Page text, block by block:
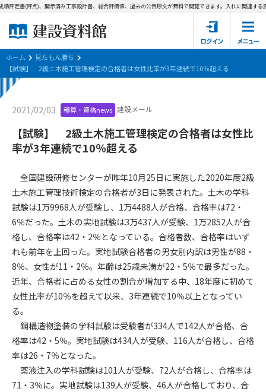
建設資料館とは
東京都の入札資料
国土交通省の入札資料
見たもん勝ち
会員登録について
サポーター会員一覧
会社概要 お問い合わせ
個人情報保護方針
会員規約
定書(評点)、開示済み工事設計書、総合評価値、過去の公告原文が無料で閲覧できます。入札に関連する資
ホーム
見たもん勝ち
【試験】 2級土木施工管理検定の合格者は女性比率が3年連続で10％超える
2021/02/03 積算・資格news 建設メール
【試験】 2級土木施工管理検定の合格者は女性比
率が3年連続で10％超える
全国建設研修センターが昨年10月25日に実施した2020年度2級
土木施工管理技術検定の合格者が3日に発表された。土木の学科
試験は1万9968人が受験し、1万4488人が合格、合格率は72・
6％だった。土木の実地試験は3万437人が受験、1万2852人が合
格し、合格率は42・2％となっている。合格者数、合格率はいず
れも前年を上回った。実地試験合格者の男女別内訳は男性が88・
8％、女性が11・2％。年齢は25歳未満が22・5％で最多だった。
近年、合格者に占める女性の割合が増加する中、18年度に初めて
女性比率が10％を超えて以来、3年連続で10％以上となってい
る。
鋼構造物塗装の学科試験は受験者が334人で142人が合格、合
格率は42・5％。実地試験は434人が受験、116人が合格し、合格
率は26・7％となった。
薬液注入の学科試験は101人が受験、72人が合格し、合格率は
71・3％に。実地試験は139人が受験、46人が合格しており、合
第1条（規約の目的）
会員サービスの利用条件等について定めるものです。
2. 管理者が建設資料館WEB上で随時掲載するルールは本規約の
一部を構成するものとします。
第2条（規約の変更）
本規約は、会員の了承を得ることなく、随時変更されることが
あります。変更内容は、建設資料館WEB上に表示した時点で直
ちに全ての会員が了承したものとみなします。
第4条（会員審査および資格の取り消し）
会員とは、本規約を承諾の上、所定の会員申込手続きを完了
第4条（会員の定義と登録）
1. 管理者は前条により審査の結果、会員申込みをした者が以下
の何れかの項目に該当することがわかった場合、その者の会
員としての権限を承認しないことがあります。